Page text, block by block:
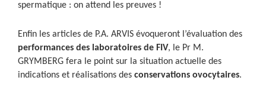
spermatique : on attend les preuves !
Enfin les articles de P.A. ARVIS évoqueront l’évaluation des
performances des laboratoires de FIV, le Pr M.
GRYMBERG fera le point sur la situation actuelle des
indications et réalisations des conservations ovocytaires.